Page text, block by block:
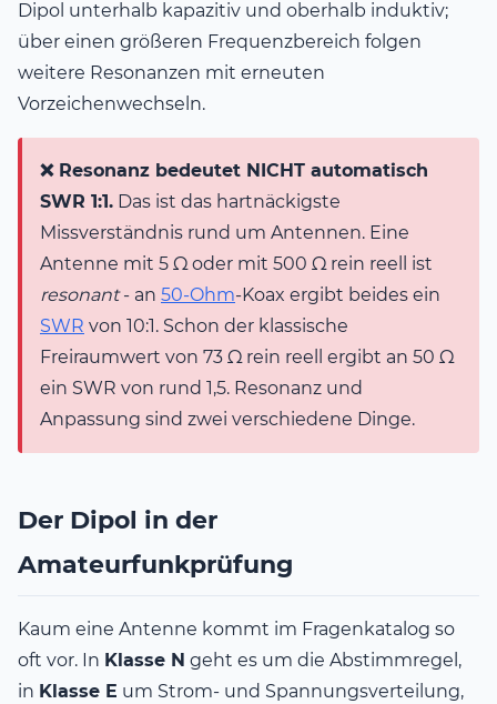
Dipol unterhalb kapazitiv und oberhalb induktiv;
über einen größeren Frequenzbereich folgen
weitere Resonanzen mit erneuten
Vorzeichenwechseln.
❌ Resonanz bedeutet NICHT automatisch
SWR 1:1. Das ist das hartnäckigste
Missverständnis rund um Antennen. Eine
Antenne mit 5 Ω oder mit 500 Ω rein reell ist
resonant- an 50-Ohm-Koax ergibt beides ein
SWR von 10:1. Schon der klassische
Freiraumwert von 73 Ω rein reell ergibt an 50 Ω
ein SWR von rund 1,5. Resonanz und
Anpassung sind zwei verschiedene Dinge.
Der Dipol in der
Amateurfunkprüfung
Kaum eine Antenne kommt im Fragenkatalog so
oft vor. In Klasse N geht es um die Abstimmregel,
in Klasse E um Strom- und Spannungsverteilung,